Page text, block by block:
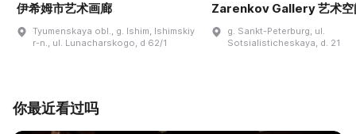
伊希姆市艺术画廊
Tyumenskaya obl., g. Ishim, Ishimskiy
r-n., ul. Lunacharskogo, d 62/1
Zarenkov Gallery 艺术空
g. Sankt-Peterburg, ul.
Sotsialisticheskaya, d. 21
你最近看过吗